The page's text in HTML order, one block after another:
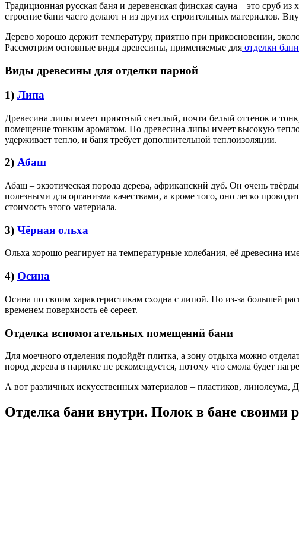
Традиционная русская баня и деревенская финская сауна – это сруб
строение бани часто делают и из других строительных материалов.
Дерево хорошо держит температуру, приятно при прикосновении,
Рассмотрим основные виды древесины, применяемые для отделки бани
Виды древесины для отделки парной
1) Липа
Древесина липы имеет приятный светлый, почти белый оттенок и
помещение тонким ароматом. Но древесина липы имеет высокую
удерживает тепло, и баня требует дополнительной теплоизоляции.
2) Абаш
Абаш – экзотическая порода дерева, африканский дуб. Он очень
полезными для организма качествами, а кроме того, оно легко
стоимость этого материала.
3) Чёрная ольха
Ольха хорошо реагирует на температурные колебания, её древесина
4) Осина
Осина по своим характеристикам сходна с липой. Но из-за большей
временем поверхность её сереет.
Отделка вспомогательных помещений бани
Для моечного отделения подойдёт плитка, а зону отдыха можно
пород дерева в парилке не рекомендуется, потому что смола будет
А вот различных искусственных материалов – пластиков, линолеума,
Отделка бани внутри. Полок в бане своими